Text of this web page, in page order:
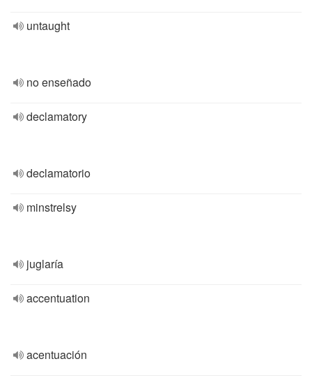
untaught
no enseñado
declamatory
declamatorio
minstrelsy
juglaría
accentuation
acentuación